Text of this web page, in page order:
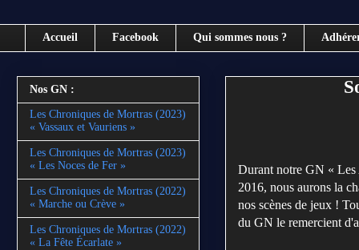
Accueil Facebook Qui sommes nous ?
Durant notre GN « Les
2016, nous aurons la
nos scènes de jeux !
du GN le remercient
Nos GN :
Les Chroniques de Mortras (2023)
« Vassaux et Vauriens »
Les Chroniques de Mortras (2023)
« Les Noces de Fer »
Les Chroniques de Mortras (2022)
« Marche ou Crève »
Les Chroniques de Mortras (2022)
« La Fête Écarlate »